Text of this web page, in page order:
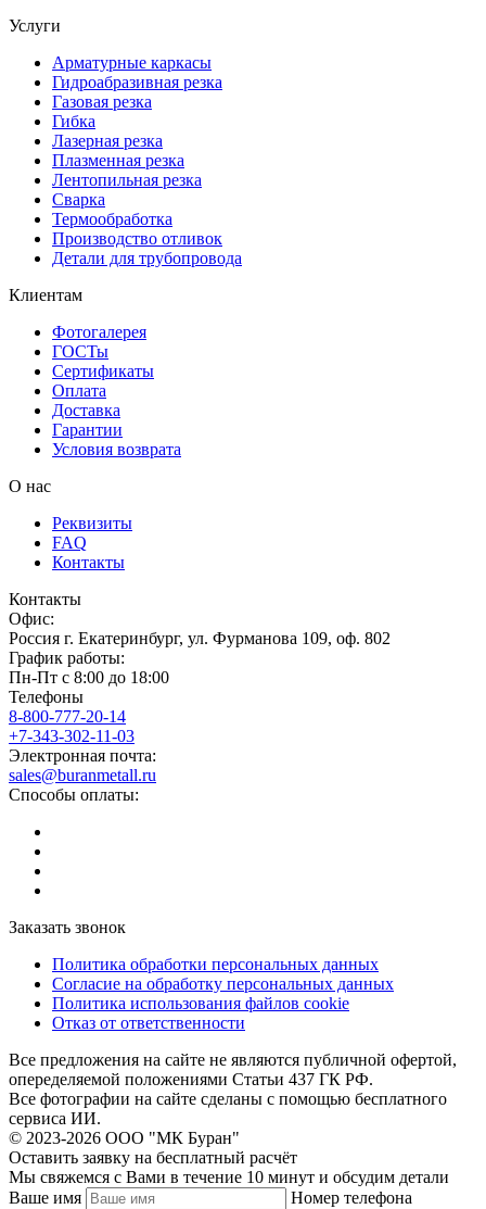
Услуги
Арматурные каркасы
Гидроабразивная резка
Газовая резка
Гибка
Лазерная резка
Плазменная резка
Лентопильная резка
Сварка
Термообработка
Производство отливок
Детали для трубопровода
Клиентам
Фотогалерея
ГОСТы
Сертификаты
Оплата
Доставка
Гарантии
Условия возврата
О нас
Реквизиты
FAQ
Контакты
Контакты
Офис:
Россия г. Екатеринбург, ул. Фурманова 109, оф. 802
График работы:
Пн-Пт с 8:00 до 18:00
Телефоны
8-800-777-20-14
+7-343-302-11-03
Электронная почта:
sales@buranmetall.ru
Способы оплаты:
Заказать звонок
Политика обработки персональных данных
Согласие на обработку персональных данных
Политика использования файлов cookie
Отказ от ответственности
Все предложения на сайте не являются публичной офертой,
опеределяемой положениями Статьи 437 ГК РФ.
Все фотографии на сайте сделаны с помощью бесплатного
сервиса ИИ.
© 2023-2026 ООО "МК Буран"
Оставить заявку на бесплатный расчёт
Мы свяжемся с Вами в течение 10 минут и обсудим детали
Ваше имя
Номер телефона